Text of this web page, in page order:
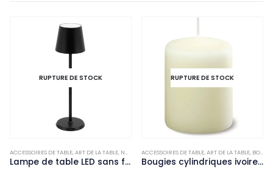
RUPTURE DE STOCK
ACCESSOIRES DE TABLE,ART DE LA TABLE, NON-PALETTISABLE
Lampe de table LED sans fil noire à intensité variable Securit Feline avec câble de chargement magnétique
RUPTURE DE STOCK
ACCESSOIRES DE TABLE,ART DE LA TABLE, BOUGIES ET PHOTOPHORES
Bougies cylindriques ivoire Bolsius 80mm (lot de 12)